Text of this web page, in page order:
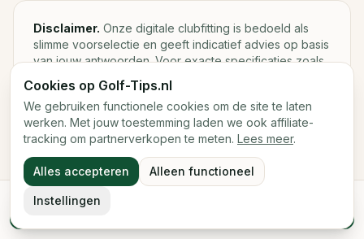
Disclaimer. Onze digitale clubfitting is bedoeld als
slimme voorselectie en geeft indicatief advies op basis
van jouw antwoorden. Voor exacte specificaties zoals
loft, lie, shaftgewicht en swingweight blijft een fysieke
fitting met launch monitor de beste keuze.
2026Golf-Tips.nl — Het slimste golfadviesplatform van
Nederland.
Cookies op Golf-Tips.nl
We gebruiken functionele cookies om de site te laten
werken. Met jouw toestemming laden we ook affiliate-
tracking om partnerverkopen te meten. Lees meer.
Alles accepteren Alleen functioneel
Instellingen